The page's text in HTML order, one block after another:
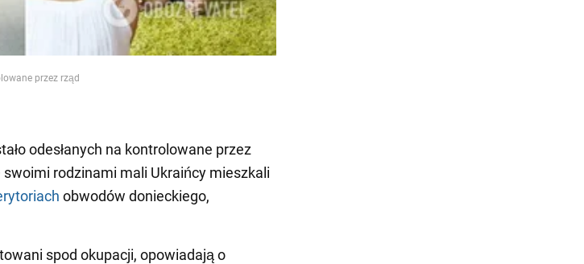
przez rząd
odesłanych na kontrolowane przez
rodzinami mali Ukraińcy mieszkali
obwodów donieckiego,
spod okupacji, opowiadają o